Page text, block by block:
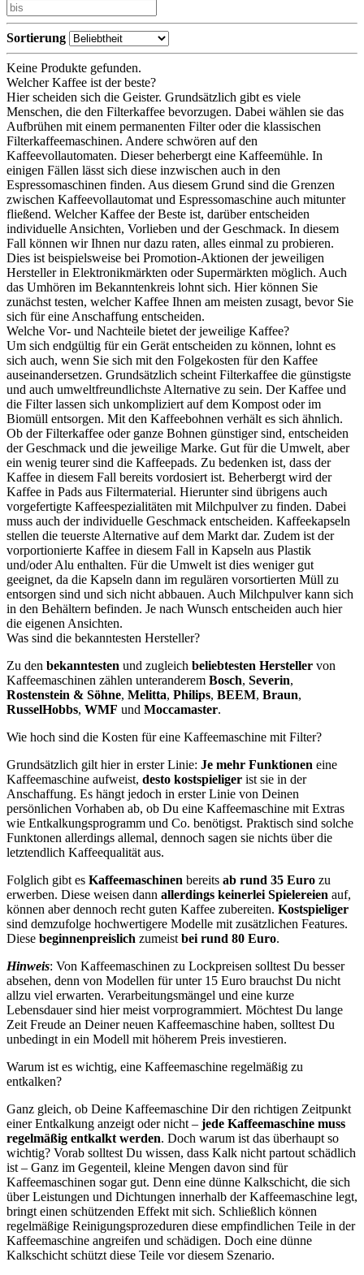
Sortierung
Keine Produkte gefunden.
Welcher Kaffee ist der beste?
Hier scheiden sich die Geister. Grundsätzlich gibt es viele
Menschen, die den Filterkaffee bevorzugen. Dabei wählen sie das
Aufbrühen mit einem permanenten Filter oder die klassischen
Filterkaffeemaschinen. Andere schwören auf den
Kaffeevollautomaten. Dieser beherbergt eine Kaffeemühle. In
einigen Fällen lässt sich diese inzwischen auch in den
Espressomaschinen finden. Aus diesem Grund sind die Grenzen
zwischen Kaffeevollautomat und Espressomaschine auch mitunter
fließend. Welcher Kaffee der Beste ist, darüber entscheiden
individuelle Ansichten, Vorlieben und der Geschmack. In diesem
Fall können wir Ihnen nur dazu raten, alles einmal zu probieren.
Dies ist beispielsweise bei Promotion-Aktionen der jeweiligen
Hersteller in Elektronikmärkten oder Supermärkten möglich. Auch
das Umhören im Bekanntenkreis lohnt sich. Hier können Sie
zunächst testen, welcher Kaffee Ihnen am meisten zusagt, bevor Sie
sich für eine Anschaffung entscheiden.
Welche Vor- und Nachteile bietet der jeweilige Kaffee?
Um sich endgültig für ein Gerät entscheiden zu können, lohnt es
sich auch, wenn Sie sich mit den Folgekosten für den Kaffee
auseinandersetzen. Grundsätzlich scheint Filterkaffee die günstigste
und auch umweltfreundlichste Alternative zu sein. Der Kaffee und
die Filter lassen sich unkompliziert auf dem Kompost oder im
Biomüll entsorgen. Mit den Kaffeebohnen verhält es sich ähnlich.
Ob der Filterkaffee oder ganze Bohnen günstiger sind, entscheiden
der Geschmack und die jeweilige Marke. Gut für die Umwelt, aber
ein wenig teurer sind die Kaffeepads. Zu bedenken ist, dass der
Kaffee in diesem Fall bereits vordosiert ist. Beherbergt wird der
Kaffee in Pads aus Filtermaterial. Hierunter sind übrigens auch
vorgefertigte Kaffeespezialitäten mit Milchpulver zu finden. Dabei
muss auch der individuelle Geschmack entscheiden. Kaffeekapseln
stellen die teuerste Alternative auf dem Markt dar. Zudem ist der
vorportionierte Kaffee in diesem Fall in Kapseln aus Plastik
und/oder Alu enthalten. Für die Umwelt ist dies weniger gut
geeignet, da die Kapseln dann im regulären vorsortierten Müll zu
entsorgen sind und sich nicht abbauen. Auch Milchpulver kann sich
in den Behältern befinden. Je nach Wunsch entscheiden auch hier
die eigenen Ansichten.
Was sind die bekanntesten Hersteller?
Zu den bekanntesten und zugleich beliebtesten Hersteller von
Kaffeemaschinen zählen unteranderem Bosch, Severin,
Rostenstein & Söhne, Melitta, Philips, BEEM, Braun,
RusselHobbs, WMF und Moccamaster.
Wie hoch sind die Kosten für eine Kaffeemaschine mit Filter?
Grundsätzlich gilt hier in erster Linie: Je mehr Funktionen eine
Kaffeemaschine aufweist, desto kostspieliger ist sie in der
Anschaffung. Es hängt jedoch in erster Linie von Deinen
persönlichen Vorhaben ab, ob Du eine Kaffeemaschine mit Extras
wie Entkalkungsprogramm und Co. benötigst. Praktisch sind solche
Funktonen allerdings allemal, dennoch sagen sie nichts über die
letztendlich Kaffeequalität aus.
Folglich gibt es Kaffeemaschinen bereits ab rund 35 Euro zu
erwerben. Diese weisen dann allerdings keinerlei Spielereien auf,
können aber dennoch recht guten Kaffee zubereiten. Kostspieliger
sind demzufolge hochwertigere Modelle mit zusätzlichen Features.
Diese beginnenpreislich zumeist bei rund 80 Euro.
Hinweis: Von Kaffeemaschinen zu Lockpreisen solltest Du besser
absehen, denn von Modellen für unter 15 Euro brauchst Du nicht
allzu viel erwarten. Verarbeitungsmängel und eine kurze
Lebensdauer sind hier meist vorprogrammiert. Möchtest Du lange
Zeit Freude an Deiner neuen Kaffeemaschine haben, solltest Du
unbedingt in ein Modell mit höherem Preis investieren.
Warum ist es wichtig, eine Kaffeemaschine regelmäßig zu
entkalken?
Ganz gleich, ob Deine Kaffeemaschine Dir den richtigen Zeitpunkt
einer Entkalkung anzeigt oder nicht – jede Kaffeemaschine muss
regelmäßig entkalkt werden. Doch warum ist das überhaupt so
wichtig? Vorab solltest Du wissen, dass Kalk nicht partout schädlich
ist – Ganz im Gegenteil, kleine Mengen davon sind für
Kaffeemaschinen sogar gut. Denn eine dünne Kalkschicht, die sich
über Leistungen und Dichtungen innerhalb der Kaffeemaschine legt,
bringt einen schützenden Effekt mit sich. Schließlich können
regelmäßige Reinigungsprozeduren diese empfindlichen Teile in der
Kaffeemaschine angreifen und schädigen. Doch eine dünne
Kalkschicht schützt diese Teile vor diesem Szenario.